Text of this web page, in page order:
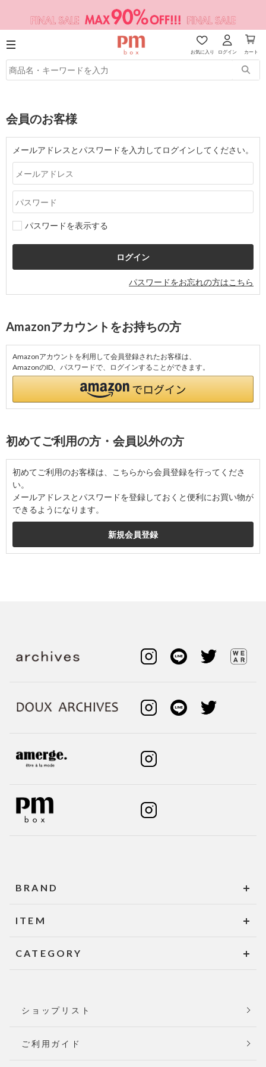
お気に入り ログイン カート
会員のお客様
メールアドレスとパスワードを入力してログインしてください。
パスワードを表示する
パスワードをお忘れの方はこちら
Amazonアカウントをお持ちの方
Amazonアカウントを利用して会員登録されたお客様は、
AmazonのID、パスワードで、ログインすることができます。
初めてご利用の方・会員以外の方
初めてご利用のお客様は、こちらから会員登録を行ってくださ
い。
メールアドレスとパスワードを登録しておくと便利にお買い物が
できるようになります。
BRAND
ITEM
CATEGORY
ショップリスト
ご利用ガイド